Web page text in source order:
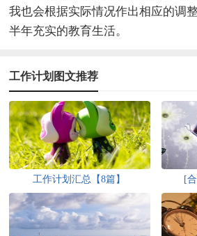
我也会根据实际情况作出相应的调
半年充实的教育生活。
工作计划图文推荐
工作计划汇总【8篇】 [